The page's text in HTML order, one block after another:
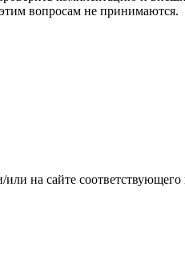
вопросам не принимаются.
на сайте соответствующего